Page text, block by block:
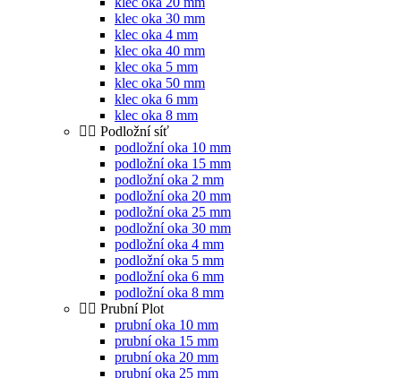
klec oka 30 mm
klec oka 4 mm
klec oka 40 mm
klec oka 5 mm
klec oka 50 mm
klec oka 6 mm
klec oka 8 mm
Podložní síť
podložní oka 10 mm
podložní oka 15 mm
podložní oka 2 mm
podložní oka 20 mm
podložní oka 25 mm
podložní oka 30 mm
podložní oka 4 mm
podložní oka 5 mm
podložní oka 6 mm
podložní oka 8 mm
Prubní Plot
prubní oka 10 mm
prubní oka 15 mm
prubní oka 20 mm
prubní oka 25 mm